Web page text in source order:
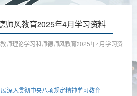
师风教育2025年4月学习资料
教师理论学习和师德师风教育2025年4月学习资
深入贯彻中央八项规定精神学习教育